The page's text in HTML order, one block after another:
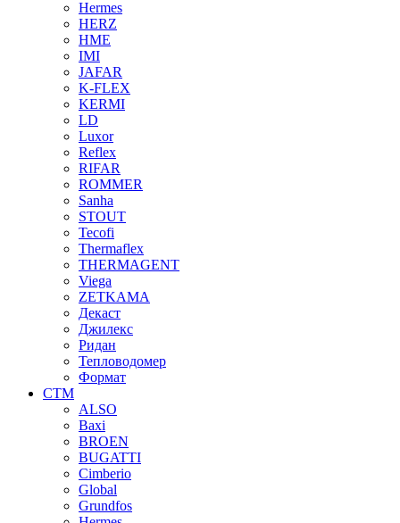
Hermes
HERZ
HME
IMI
JAFAR
K-FLEX
KERMI
LD
Luxor
Reflex
RIFAR
ROMMER
Sanha
STOUT
Tecofi
Thermaflex
THERMAGENT
Viega
ZETKAMA
Декаст
Джилекс
Ридан
Тепловодомер
Формат
СТМ
ALSO
Baxi
BROEN
BUGATTI
Cimberio
Global
Grundfos